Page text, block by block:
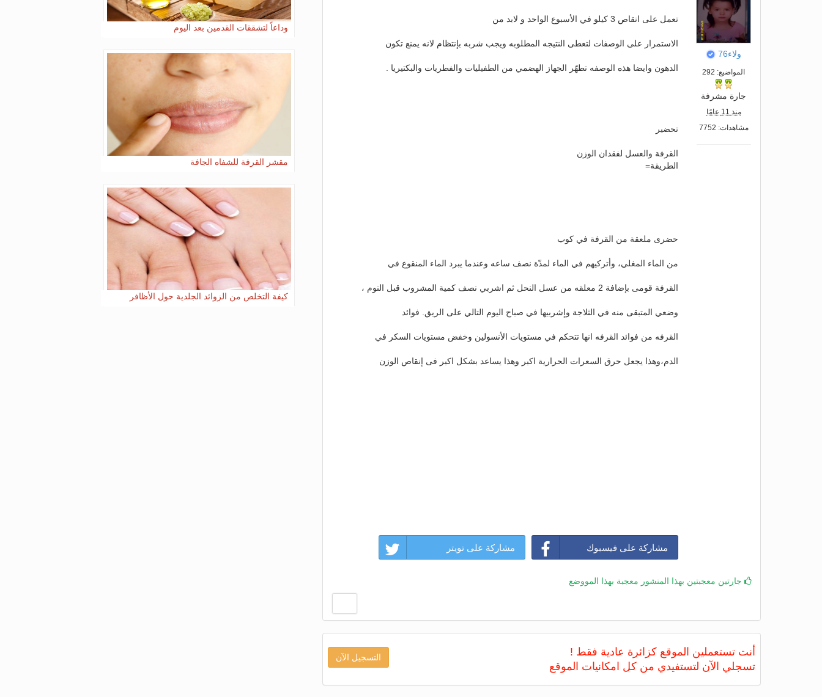
ولاء76
المواضيع: 292
جارة مشرفة
منذ 11 عامًا
مشاهدات: 7752
تعمل على انقاص 3 كيلو في الأسبوع الواحد و لابد من
الاستمرار على الوصفات لتعطى النتيجه المطلوبه ويجب شربه بإنتظام لانه يمنع تكون
الدهون وايضا هذه الوصفه تطهّر الجهاز الهضمي من الطفيليات والفطريات والبكتيريا .
تحضير
القرفة والعسل لفقدان الوزن
الطريقة=
حضرى ملعقة من القرفة في كوب
من الماء المغلي، وأتركيهم في الماء لمدّة نصف ساعه وعندما يبرد الماء المنقوع في
القرفة قومى بإضافة 2 معلقه من عسل النحل ثم اشربي نصف كمية المشروب قبل النوم ،
وضعي المتبقى منه في الثلاجة وإشربيها في صباح اليوم التالي على الريق. فوائد
القرفه من فوائد القرفه انها تتحكم في مستويات الأنسولين وخفض مستويات السكر في
الدم،وهذا يجعل حرق السعرات الحرارية اكبر وهذا يساعد بشكل اكبر فى إنقاص الوزن
مشاركة على فيسبوك مشاركة على تويتر
جارتين معجبتين بهذا المنشور معجبة بهذا المووضع
أنت تستعملين الموقع كزائرة عادية فقط !
تسجلي الآن لتستفيدي من كل امكانيات الموقع
التسجيل الآن
وداعاً لتشققات القدمين بعد اليوم
مقشر القرفة للشفاه الجافة
كيفة التخلص من الزوائد الجلدية حول الأظافر